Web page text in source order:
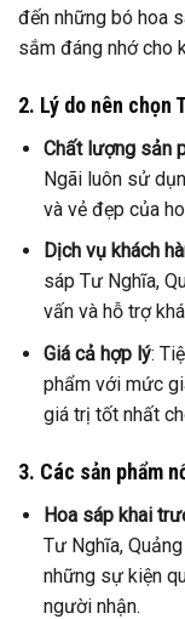
đến những bó hoa
sắm đáng nhớ cho
2. Lý do nên chọn
Chất lượng sản
Ngãi luôn sử
và vẻ đẹp của
Dịch vụ khách
sáp Tư Nghĩa,
vấn và hỗ trợ
Giá cả hợp lý:
phẩm với mức
giá trị tốt nhất
3. Các sản phẩm
Hoa sáp khai
Tư Nghĩa,
những sự kiện
người nhận.